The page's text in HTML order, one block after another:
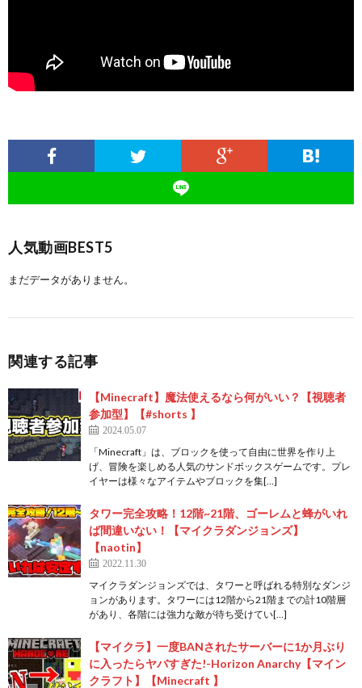
人気動画BEST5
まだデータがありません。
関連する記事
【Minecraft】魔法使えるなら何がいい？【視聴者
参加型】【#shorts 】
2024.05.07
「Minecraft」は、ブロックを使って自由に世界を作り上
げ、冒険を楽しめる人気のサンドボックスゲームです。プレ
イヤーは様々なアイテムやブロックを集[…]
タワー完全攻略！12階~21階、ゴーレムと蜂がいれ
ば間違いない！【マイクラダンジョンズ】
【naotin】
2022.11.30
マイクラダンジョンズでは、タワーと呼ばれる特別なダンジ
ョンがあります。タワーには12階から21階までの計10階層
があり、各階には強力な敵が待ち受けてい[…]
【マイクラ】一度BANされたサーバーに1か月ぶり
に入ったらヤバすぎた!-Horizon Anarchy【マイン
クラフト】【Minecraft 】